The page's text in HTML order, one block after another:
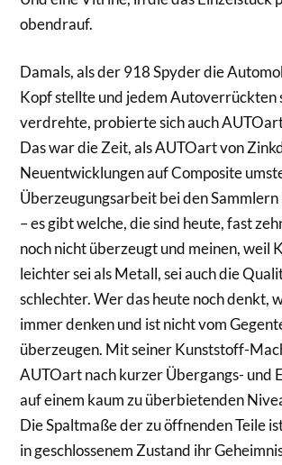
obendrauf.
Damals, als der 918 Spyder die
Kopf stellte und jedem Autoverrückten
verdrehte, probierte sich auch
Das war die Zeit, als AUTOart von
Neuentwicklungen auf Composite
Überzeugungsarbeit bei den Sammlern
– es gibt welche, die sind heute, fast
noch nicht überzeugt und meinen, weil
leichter sei als Metall, sei auch die
schlechter. Wer das heute noch denkt,
immer denken und ist nicht vom
überzeugen. Mit seiner Kunststoff-
AUTOart nach kurzer Übergangs- und
auf einem kaum zu überbietenden
Die Spaltmaße der zu öffnenden Teile
in geschlossenem Zustand ihr